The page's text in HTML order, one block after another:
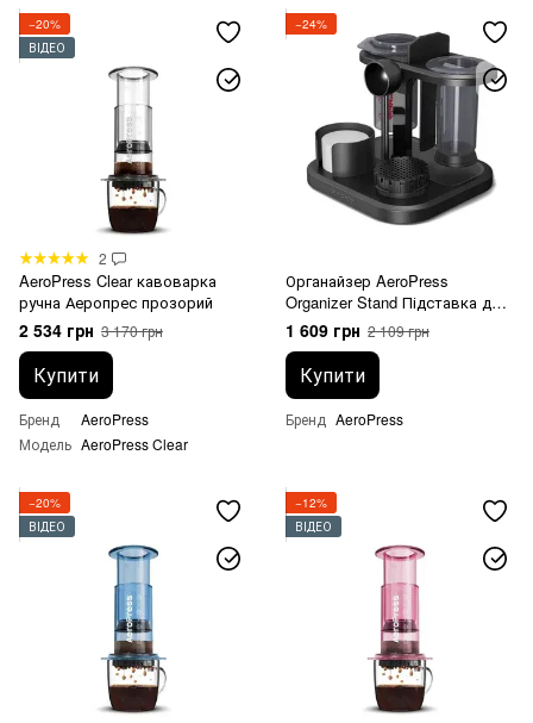
−20%
ВІДЕО
2
AeroPress Clear кавоварка
ручна Аеропрес прозорий
2 534 грн 3 170 грн
Купити
Бренд
AeroPress
Модель AeroPress Clear
−24%
Органайзер AeroPress
Organizer Stand Підставка для
Аеропрес
1 609 грн 2 109 грн
Купити
Бренд AeroPress
−20%
ВІДЕО
−12%
ВІДЕО